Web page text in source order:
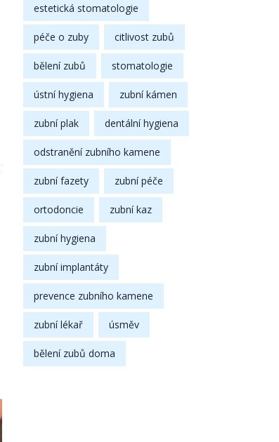
estetická stomatologie
péče o zuby citlivost zubů
bělení zubů stomatologie
ústní hygiena zubní kámen
zubní plak dentální hygiena
odstranění zubního kamene
zubní fazety zubní péče
ortodoncie zubní kaz
zubní hygiena
zubní implantáty
prevence zubního kamene
zubní lékař úsměv
bělení zubů doma